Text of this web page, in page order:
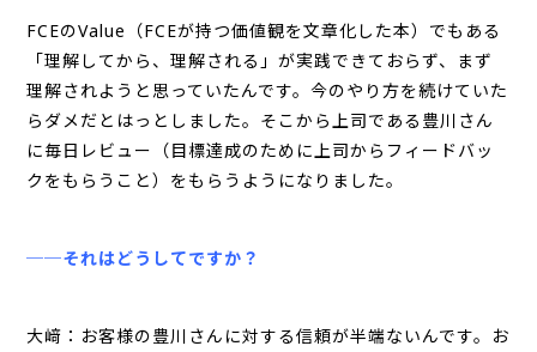
FCEのValue（FCEが持つ価値観を文章化した本）でもある
「理解してから、理解される」が実践できておらず、まず
理解されようと思っていたんです。今のやり方を続けていた
らダメだとはっとしました。そこから上司である豊川さん
に毎日レビュー（目標達成のために上司からフィードバッ
クをもらうこと）をもらうようになりました。
──それはどうしてですか？
大﨑：お客様の豊川さんに対する信頼が半端ないんです。お